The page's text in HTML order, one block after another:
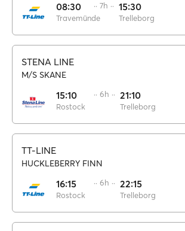
08:30
Travemünde
·· 7h ·· 15:30
Trelleborg
STENA LINE
M/S SKANE
15:10
Rostock
·· 6h ·· 21:10
Trelleborg
TT-LINE
HUCKLEBERRY FINN
16:15
Rostock
·· 6h ·· 22:15
Trelleborg